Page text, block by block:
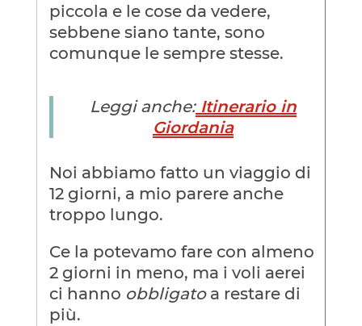
piccola e le cose da vedere,
sebbene siano tante, sono
comunque le sempre stesse.
Leggi anche:Itinerario in
Giordania
Noi abbiamo fatto un viaggio di
12 giorni, a mio parere anche
troppo lungo.
Ce la potevamo fare con almeno
2 giorni in meno, ma i voli aerei
ci hanno obbligatoa restare di
più.